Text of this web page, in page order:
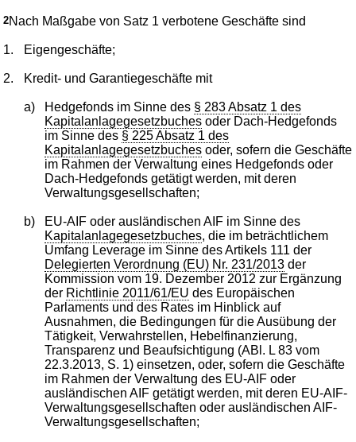
2Nach Maßgabe von Satz 1 verbotene Geschäfte sind
1. Eigengeschäfte;
2. Kredit- und Garantiegeschäfte mit
a) Hedgefonds im Sinne des § 283 Absatz 1 des
Kapitalanlagegesetzbuchesoder Dach-Hedgefonds
im Sinne des § 225 Absatz 1 des
Kapitalanlagegesetzbuchesoder, sofern die Geschäfte
im Rahmen der Verwaltung eines Hedgefonds oder
Dach-Hedgefonds getätigt werden, mit deren
Verwaltungsgesellschaften;
b)
EU-AIF oder ausländischen AIF im Sinne des
Kapitalanlagegesetzbuches, die im beträchtlichem
Umfang Leverage im Sinne des Artikels 111 der
Delegierten Verordnung (EU) Nr. 231/2013der
Kommission vom 19. Dezember 2012 zur Ergänzung
der Richtlinie 2011/61/EU des Europäischen
Parlaments und des Rates im Hinblick auf
Ausnahmen, die Bedingungen für die Ausübung der
Tätigkeit, Verwahrstellen, Hebelfinanzierung,
Transparenz und Beaufsichtigung (ABl. L 83 vom
22.3.2013, S. 1) einsetzen, oder, sofern die Geschäfte
im Rahmen der Verwaltung des EU-AIF oder
ausländischen AIF getätigt werden, mit deren EU-AIF-
Verwaltungsgesellschaften oder ausländischen AIF-
Verwaltungsgesellschaften;